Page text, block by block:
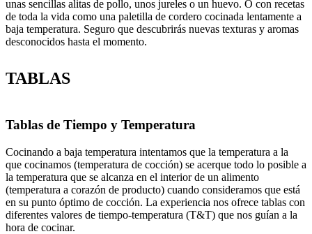
unas sencillas alitas de pollo, unos jureles o un huevo. O con recetas
de toda la vida como una paletilla de cordero cocinada lentamente a
baja temperatura. Seguro que descubrirás nuevas texturas y aromas
desconocidos hasta el momento.
TABLAS
Tablas de Tiempo y Temperatura
Cocinando a baja temperatura intentamos que la temperatura a la
que cocinamos (temperatura de cocción) se acerque todo lo posible a
la temperatura que se alcanza en el interior de un alimento
(temperatura a corazón de producto) cuando consideramos que está
en su punto óptimo de cocción. La experiencia nos ofrece tablas con
diferentes valores de tiempo-temperatura (T&T) que nos guían a la
hora de cocinar.